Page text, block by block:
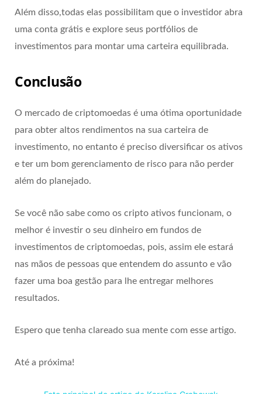
Além disso,todas elas possibilitam que o investidor abra
uma conta grátis e explore seus portfólios de
investimentos para montar uma carteira equilibrada.
Conclusão
O mercado de criptomoedas é uma ótima oportunidade
para obter altos rendimentos na sua carteira de
investimento, no entanto é preciso diversificar os ativos
e ter um bom gerenciamento de risco para não perder
além do planejado.
Se você não sabe como os cripto ativos funcionam, o
melhor é investir o seu dinheiro em fundos de
investimentos de criptomoedas, pois, assim ele estará
nas mãos de pessoas que entendem do assunto e vão
fazer uma boa gestão para lhe entregar melhores
resultados.
Espero que tenha clareado sua mente com esse artigo.
Até a próxima!